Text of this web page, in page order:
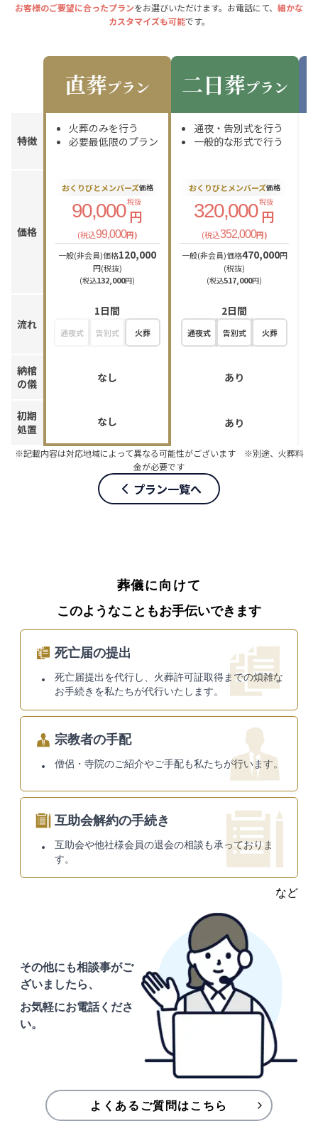
お客様のご要望に合ったプランをお選びいただけます。お電話にて、 細かな
カスタマイズも可能です。
直葬プラン 二日葬プラン
特徴
火葬のみを行う
必要最低限のプラン
通夜・告別式を行う
一般的な形式で行う
価格
おくりびとメンバーズ価格
90,000税抜
円
(税込99,000円)
一般(非会員)価格120,000
円(税抜)
(税込132,000円)
おくりびとメンバーズ価格
320,000税抜
円
(税込352,000円)
一般(非会員)価格470,000円
(税抜)
(税込517,000円)
流れ
1日間
通夜式 告別式 火葬
2日間
通夜式 告別式 火葬
納棺
の儀
なし あり
初期
処置
なし あり
※記載内容は対応地域によって異なる可能性がございます ※別途、火葬料
金が必要です
プラン一覧へ
葬儀に向けて
このようなこともお手伝いできます
死亡届の提出
死亡届提出を代行し、火葬許可証取得までの煩雑な
お手続きを私たちが代行いたします。
宗教者の手配
僧侶・寺院のご紹介やご手配も私たちが行います。
互助会解約の手続き
互助会や他社様会員の退会の相談も承っておりま
す。
など
その他にも相談事がご
ざいましたら、
お気軽にお電話くださ
い。
よくあるご質問はこちら